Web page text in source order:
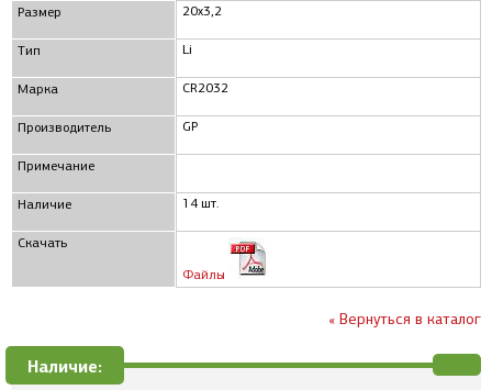
Размер
Тип
Марка
Производитель
Примечание
Наличие
Скачать
20x3,2
Li
CR2032
GP
14 шт.
Файлы
« Вернуться в каталог
Наличие: